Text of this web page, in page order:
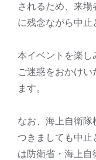
されるため、来
に残念ながら中止
本イベントを楽し
ご迷惑をおかけ
ます。
なお、海上自衛
つきましても中止
は防衛省・海上